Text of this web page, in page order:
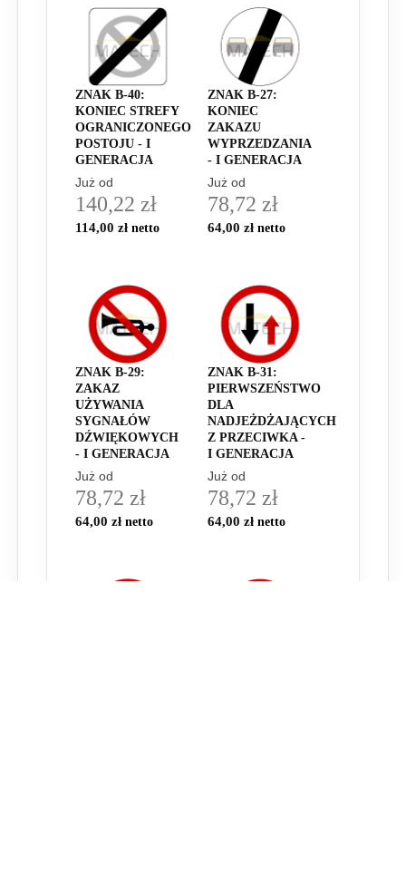
ZNAK B-40:
KONIEC STREFY
OGRANICZONEGO
POSTOJU - I
GENERACJA
Już od
140,22 zł
114,00 zł
ZNAK B-27:
KONIEC
ZAKAZU
WYPRZEDZANIA
- I GENERACJA
Już od
78,72 zł
64,00 zł
ZNAK B-29:
ZAKAZ
UŻYWANIA
SYGNAŁÓW
DŹWIĘKOWYCH
- I GENERACJA
Już od
78,72 zł
64,00 zł
ZNAK B-31:
PIERWSZEŃSTWO
DLA
NADJEŻDŻAJĄCYCH
Z PRZECIWKA -
I GENERACJA
Już od
78,72 zł
64,00 zł